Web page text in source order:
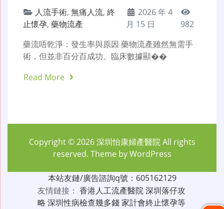
人流手術, 無痛人流, 終
止懷孕, 藥物流產
2026 年 4
月 15 日
982
藥流唔乾淨：發生率與原因 藥物流產雖然無需手
術，但並非百分百成功。臨床數據顯��
Read More
Copyright © 2026深圳怡康婦產醫院All rights
reserved. Theme byWordPress
本站友鏈/廣告諮詢q號：605162129
友情鏈接： 香港人工流產醫院深圳落仔攻
略 深圳性病檢查幾多錢家計會終止懷孕等